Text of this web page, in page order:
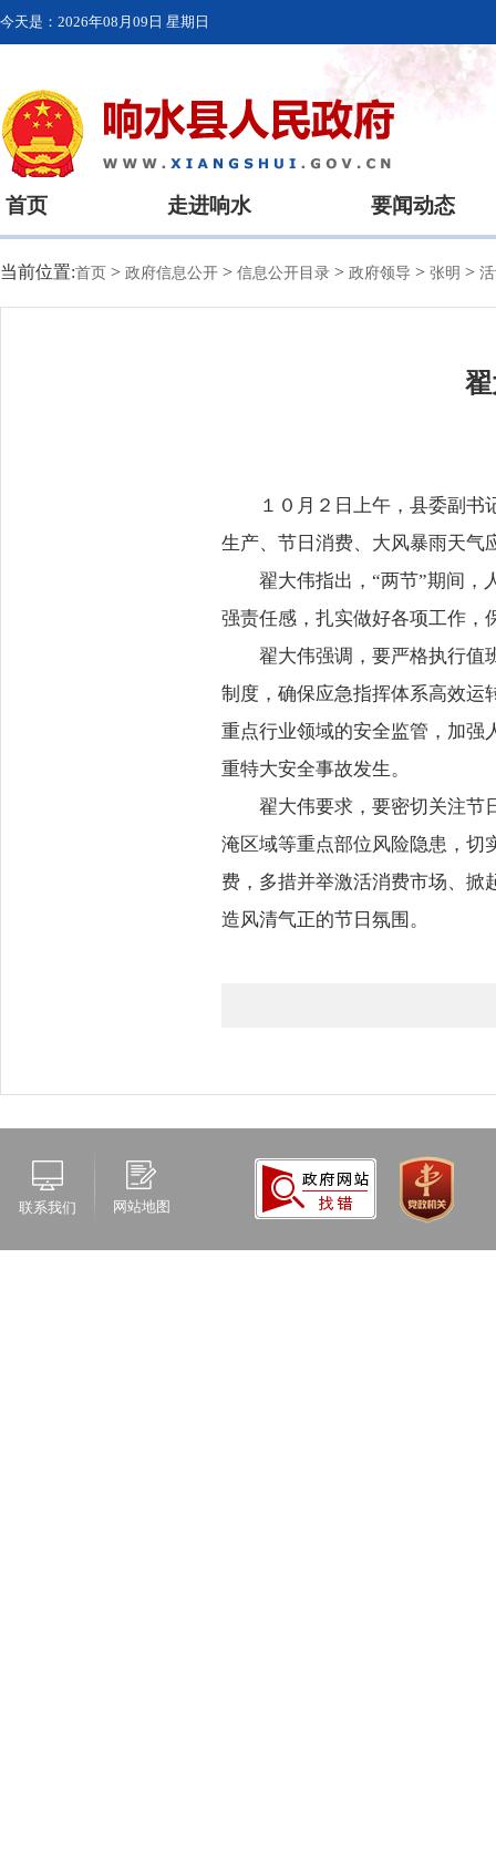
今天是： 2026年08月09日 星期日
首页 走进响水 要闻动态
当前位置:首页 > 政府信息公开 > 信息公开目录 > 政府领导 > 张明 >
１０月２日上午，县委副
生产、节日消费、大风暴雨天气
翟大伟指出，“两节”期间，
强责任感，扎实做好各项工作，
翟大伟强调，要严格执行值
制度，确保应急指挥体系高效运
重点行业领域的安全监管，加强
重特大安全事故发生。
翟大伟要求，要密切关注节
淹区域等重点部位风险隐患，切
费，多措并举激活消费市场、掀
造风清气正的节日氛围。
联系我们 网站地图